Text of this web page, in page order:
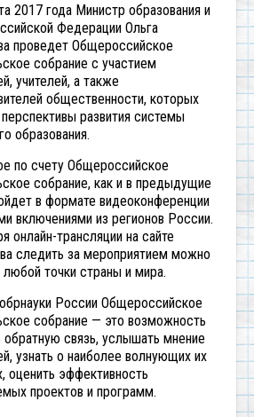
2017 года Министр образования и
Федерации Ольга
проведет Общероссийское
собрание с участием
учителей, а также
общественности, которых
развития системы
образования.
по счету Общероссийское
собрание, как и в предыдущие
в формате видеоконференции
включениями из регионов России.
онлайн-трансляции на сайте
следить за мероприятием можно
любой точки страны и мира.
России Общероссийское
собрание — это возможность
обратную связь, услышать мнение
узнать о наиболее волнующих их
оценить эффективность
проектов и программ.